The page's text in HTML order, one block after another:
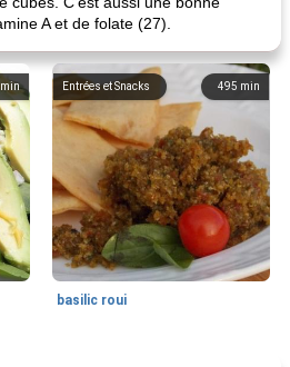
A et de folate (27).
min 495 min
Entrées et Snacks
basilic roui